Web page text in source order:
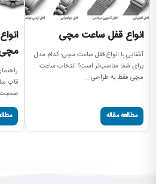
انواع قفل ساعت مچی
آشنایی با انواع قفل ساعت مچی؛ کدام مدل
برای شما مناسب‌تر است؟ انتخاب ساعت
مچی فقط به طراحی...
مطالعه مقاله
قاب
صحبت